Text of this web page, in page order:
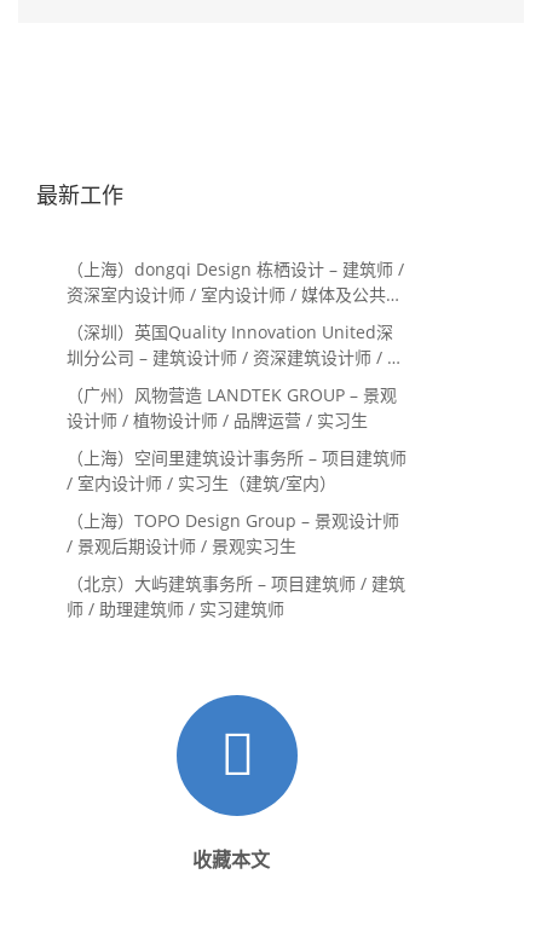
最新工作
（上海）dongqi Design 栋栖设计 – 建筑师 /
资深室内设计师 / 室内设计师 / 媒体及公共关
系主管 / 设计实习生（常年招聘）
（深圳）英国Quality Innovation United深
圳分公司 – 建筑设计师 / 资深建筑设计师 / 室
内设计师 / 设计实习生
（广州）风物营造 LANDTEK GROUP – 景观
设计师 / 植物设计师 / 品牌运营 / 实习生
（上海）空间里建筑设计事务所 – 项目建筑师
/ 室内设计师 / 实习生（建筑/室内）
（上海）TOPO Design Group – 景观设计师
/ 景观后期设计师 / 景观实习生
（北京）大屿建筑事务所 – 项目建筑师 / 建筑
师 / 助理建筑师 / 实习建筑师
收藏本文